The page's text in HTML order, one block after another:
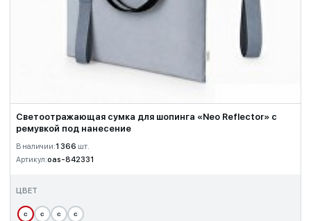
Светоотражающая сумка для шопинга «Neo Reflector» с
ремувкой под нанесение
В наличии:1 366 шт.
Артикул:oas-842331
ЦВЕТ
с с с с